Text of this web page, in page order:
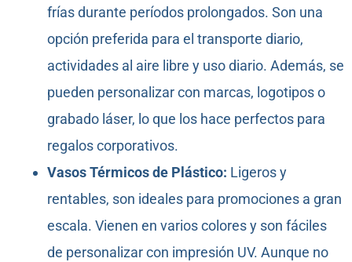
frías durante períodos prolongados. Son una
opción preferida para el transporte diario,
actividades al aire libre y uso diario. Además, se
pueden personalizar con marcas, logotipos o
grabado láser, lo que los hace perfectos para
regalos corporativos.
Vasos Térmicos de Plástico: Ligeros y
rentables, son ideales para promociones a gran
escala. Vienen en varios colores y son fáciles
de personalizar con impresión UV. Aunque no